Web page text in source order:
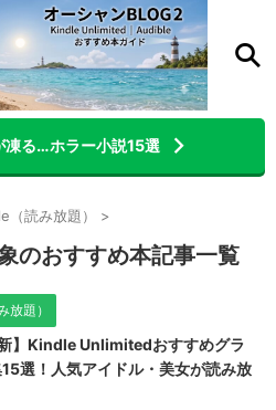
凍る…ホラー小説15選
（読み放題） >
のおすすめ本記事一覧
放題）
】Kindle Unlimitedおすすめグラ
選！人気アイドル・美女が読み放